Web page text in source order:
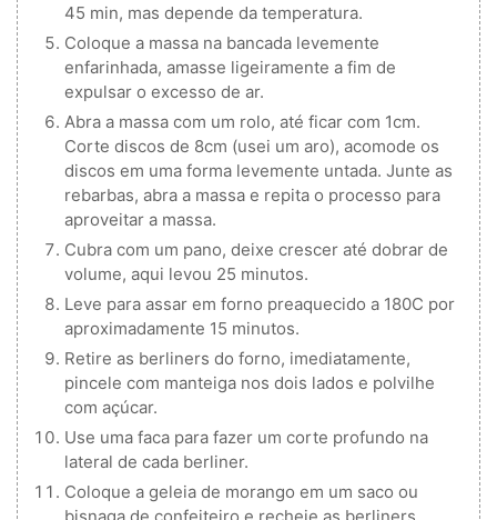
45 min, mas depende da temperatura.
Coloque a massa na bancada levemente
enfarinhada, amasse ligeiramente a fim de
expulsar o excesso de ar.
Abra a massa com um rolo, até ficar com 1cm.
Corte discos de 8cm (usei um aro), acomode os
discos em uma forma levemente untada. Junte as
rebarbas, abra a massa e repita o processo para
aproveitar a massa.
Cubra com um pano, deixe crescer até dobrar de
volume, aqui levou 25 minutos.
Leve para assar em forno preaquecido a 180C por
aproximadamente 15 minutos.
Retire as berliners do forno, imediatamente,
pincele com manteiga nos dois lados e polvilhe
com açúcar.
Use uma faca para fazer um corte profundo na
lateral de cada berliner.
Coloque a geleia de morango em um saco ou